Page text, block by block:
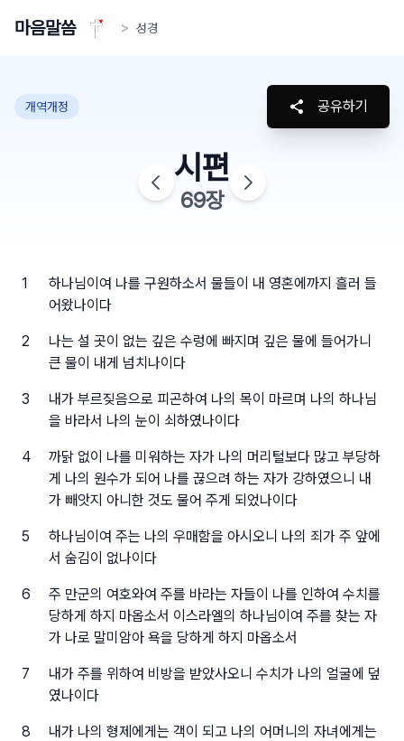
마음말씀 > 성경
개역개정 공유하기
시편
69장
1
하나님이여 나를 구원하소서 물들이 내 영혼에까지 흘러 들
어왔나이다
2
나는 설 곳이 없는 깊은 수렁에 빠지며 깊은 물에 들어가니
큰 물이 내게 넘치나이다
3
내가 부르짖음으로 피곤하여 나의 목이 마르며 나의 하나님
을 바라서 나의 눈이 쇠하였나이다
4
까닭 없이 나를 미워하는 자가 나의 머리털보다 많고 부당하
게 나의 원수가 되어 나를 끊으려 하는 자가 강하였으니 내
가 빼앗지 아니한 것도 물어 주게 되었나이다
5
하나님이여 주는 나의 우매함을 아시오니 나의 죄가 주 앞에
서 숨김이 없나이다
6
주 만군의 여호와여 주를 바라는 자들이 나를 인하여 수치를
당하게 하지 마옵소서 이스라엘의 하나님이여 주를 찾는 자
가 나로 말미암아 욕을 당하게 하지 마옵소서
7
내가 주를 위하여 비방을 받았사오니 수치가 나의 얼굴에 덮
였나이다
8
내가 나의 형제에게는 객이 되고 나의 어머니의 자녀에게는